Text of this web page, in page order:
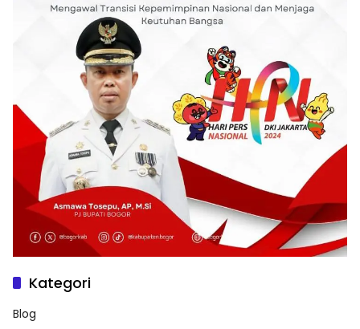
Kategori
Blog